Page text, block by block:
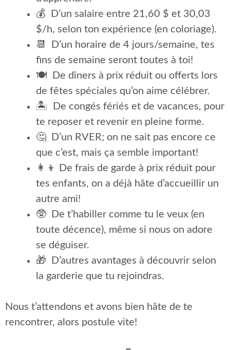
💰 D’un salaire entre 21,60 $ et 30,03
$/h, selon ton expérience (en coloriage).
📆 D’un horaire de 4 jours/semaine, tes
fins de semaine seront toutes à toi!
🍽 De dîners à prix réduit ou offerts lors
de fêtes spéciales qu’on aime célébrer.
🏝 De congés fériés et de vacances, pour
te reposer et revenir en pleine forme.
🤔 D’un RVER; on ne sait pas encore ce
que c’est, mais ça semble important!
👩‍👦 De frais de garde à prix réduit pour
tes enfants, on a déjà hâte d’accueillir un
autre ami!
🥸 De t’habiller comme tu le veux (en
toute décence), même si nous on adore
se déguiser.
🎁 D’autres avantages à découvrir selon
la garderie que tu rejoindras.
Nous t’attendons et avons bien hâte de te
rencontrer, alors postule vite!